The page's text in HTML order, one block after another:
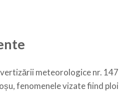
meteorologice nr. 147
fenomenele vizate fiind ploi